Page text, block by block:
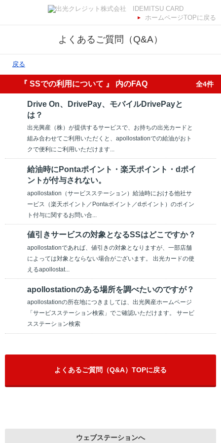
ホームページTOPに戻る
よくあるご質問（Q&A）
戻る
『 SSでの利用について 』 内のFAQ 全4件
Drive On、DrivePay、モバイルDrivePayと
は？
出光興産（株）が提供するサービスで、お持ちの出光カードと
組み合わせてご利用いただくと、apollostationでの給油がおト
クで便利にご利用いただけます...
給油時にPontaポイント・楽天ポイント・dポイ
ントが付与されない。
apollostation（サービスステーション）給油時における他社サ
ービス（楽天ポイント／Pontaポイント／dポイント）のポイン
ト付与に関するお問い合...
値引きサービスの対象となるSSはどこですか？
apollostationであれば、値引きの対象となりますが、一部店舗
によっては対象とならない場合がございます。 出光カードの使
えるapollostat...
apollostationのある場所を調べたいのですが？
apollostationの所在地につきましては、出光興産ホームページ
「サービスステーション検索」でご確認いただけます。 サービ
スステーション検索
よくあるご質問（Q&A）TOPに戻る
ウェブステーションへ